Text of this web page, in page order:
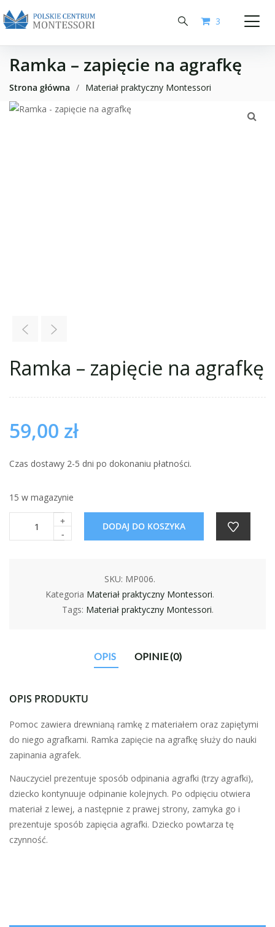
3
Ramka – zapięcie na agrafkę
Strona główna / Materiał praktyczny Montessori
Ramka – zapięcie na agrafkę
59,00 zł
Czas dostawy 2-5 dni po dokonaniu płatności.
15 w magazynie
+
-
DODAJ DO KOSZYKA
SKU: MP006.
Kategoria Materiał praktyczny Montessori.
Tags: Materiał praktyczny Montessori.
OPIS OPINIE (0)
OPIS PRODUKTU
Pomoc zawiera drewnianą ramkę z materiałem oraz zapiętymi
do niego agrafkami. Ramka zapięcie na agrafkę służy do nauki
zapinania agrafek.
Nauczyciel prezentuje sposób odpinania agrafki (trzy agrafki),
dziecko kontynuuje odpinanie kolejnych. Po odpięciu otwiera
materiał z lewej, a następnie z prawej strony, zamyka go i
prezentuje sposób zapięcia agrafki. Dziecko powtarza tę
czynność.